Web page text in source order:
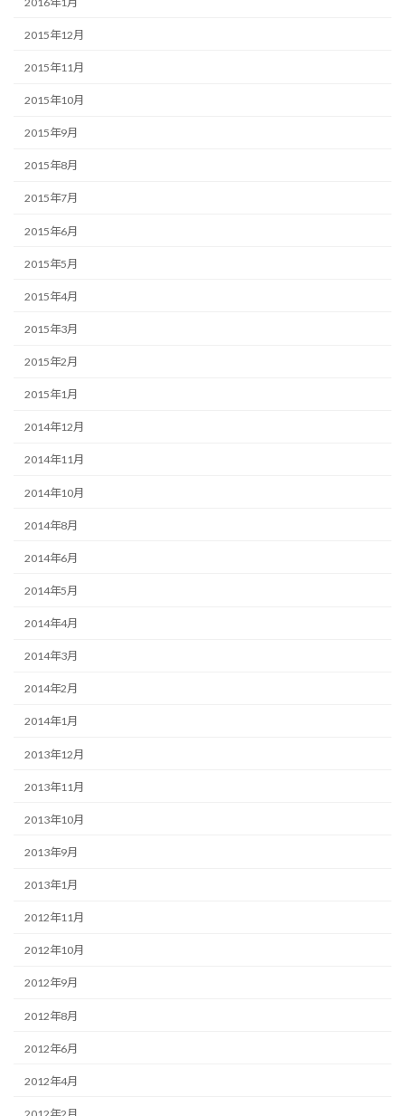
2015年12月
2015年11月
2015年10月
2015年9月
2015年8月
2015年7月
2015年6月
2015年5月
2015年4月
2015年3月
2015年2月
2015年1月
2014年12月
2014年11月
2014年10月
2014年8月
2014年6月
2014年5月
2014年4月
2014年3月
2014年2月
2014年1月
2013年12月
2013年11月
2013年10月
2013年9月
2013年1月
2012年11月
2012年10月
2012年9月
2012年8月
2012年6月
2012年4月